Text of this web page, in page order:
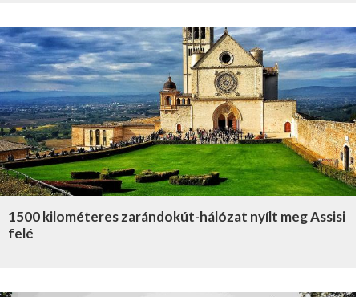
1500 kilométeres zarándokút-hálózat nyílt meg Assisi
felé